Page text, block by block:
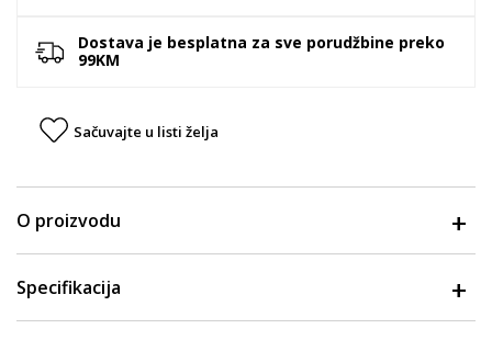
Dostava je besplatna za sve porudžbine preko
99KM
Sačuvajte u listi želja
O proizvodu
Specifikacija